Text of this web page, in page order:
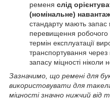
ременя слід
(номінальне)
стандарту мають запас
перевищення
термін експлуатації
транспортування
запасу міцності
Зазначимо, що ремені для
використовувати для
міцності значно нижчий від